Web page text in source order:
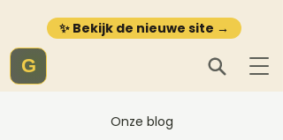
✨ Bekijk de nieuwe site →
G
Onze blog